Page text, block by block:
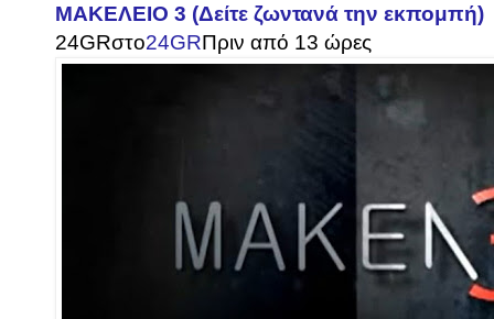
ΜΑΚΕΛΕΙΟ 3 (Δείτε ζωντανά την εκπομπή)
24GRστο24GRΠριν από 13 ώρες